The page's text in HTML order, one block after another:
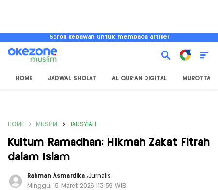
Scroll kebawah untuk membaca artikel
HOME JADWAL SHOLAT AL QUR'AN DIGITAL MUROTTAL
HOME MUSLIM TAUSYIAH
Kultum Ramadhan: Hikmah Zakat Fitrah
dalam Islam
Rahman Asmardika ,Jurnalis
Minggu, 15 Maret 2026 |13:59 WIB